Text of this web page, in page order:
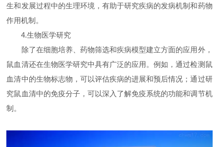
生和发展过程中的生理环境，有助于研究疾病的发病机制和药物
作用机制。
4.生物医学研究
除了在细胞培养、药物筛选和疾病模型建立方面的应用外，
鼠血清还在生物医学研究中具有广泛的应用。例如，通过检测鼠
血清中的生物标志物，可以评估疾病的进展和预后情况；通过研
究鼠血清中的免疫分子，可以深入了解免疫系统的功能和调节机
制。